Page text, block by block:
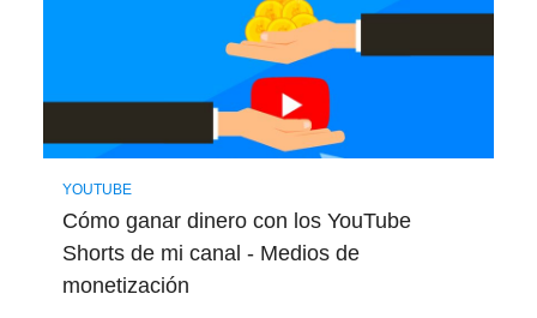
YOUTUBE
Cómo ganar dinero con los YouTube
Shorts de mi canal - Medios de
monetización